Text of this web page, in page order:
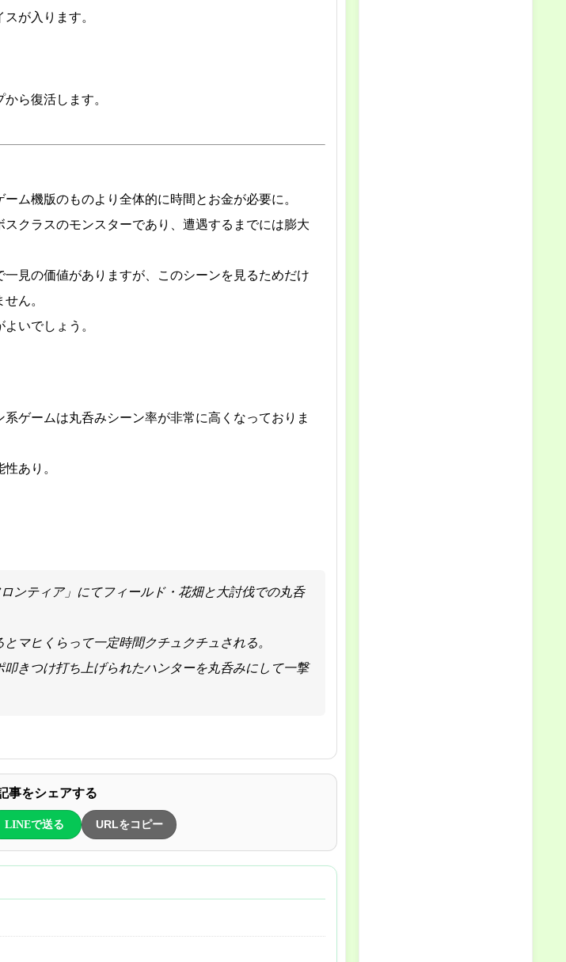
が入ります。
ら復活します。
ム機版のものより全体的に時間とお金が必要に。
クラスのモンスターであり、遭遇するまでには膨大
見の価値がありますが、このシーンを見るためだけ
ん。
いでしょう。
ゲームは丸呑みシーン率が非常に高くなっておりま
あり。
ンティア」にてフィールド・花畑と大討伐での丸呑
マヒくらって一定時間クチュクチュされる。
きつけ打ち上げられたハンターを丸呑みにして一撃
事をシェアする
LINEで送る URLをコピー